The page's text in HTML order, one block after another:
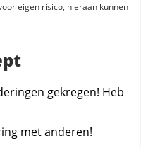
eigen risico, hieraan kunnen
gekregen! Heb
met anderen!